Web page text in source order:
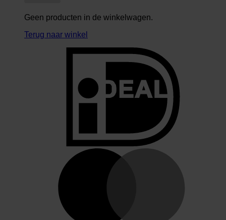
Geen producten in de winkelwagen.
Terug naar winkel